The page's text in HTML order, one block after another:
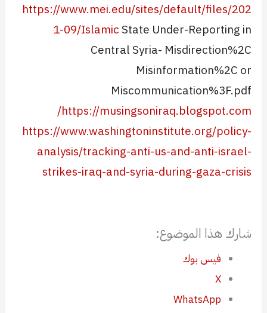
https://www.mei.edu/sites/default/files/202
1-09/IslamicState Under-Reporting in
Central Syria- Misdirection%2C
Misinformation%2C or
Miscommunication%3F.pdf
https://musingsoniraq.blogspot.com/
https://www.washingtoninstitute.org/policy-
analysis/tracking-anti-us-and-anti-israel-
strikes-iraq-and-syria-during-gaza-crisis
شارك هذا الموضوع:
فيس بوك
X
WhatsApp